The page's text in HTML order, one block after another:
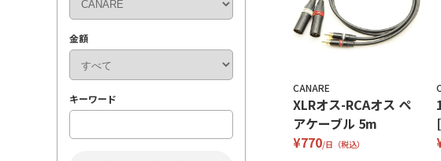
CANARE
XLRオス-RCAオス ペ
アケーブル 5m
¥770/日（税込）
金額
キーワード